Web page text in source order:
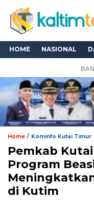
HOME NASIONAL
Home / Kominfo Kutai Timur
Pemkab
Program
di Kutim